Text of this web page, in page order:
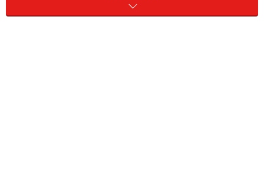
んから、パリのスタンダードをやりたいと思っていま